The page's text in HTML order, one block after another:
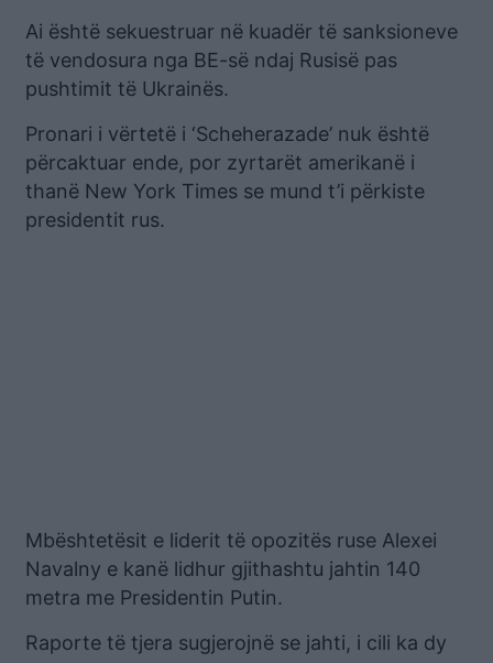
Ai është sekuestruar në kuadër të sanksioneve
të vendosura nga BE-së ndaj Rusisë pas
pushtimit të Ukrainës.
Pronari i vërtetë i ‘Scheherazade’ nuk është
përcaktuar ende, por zyrtarët amerikanë i
thanë New York Times se mund t’i përkiste
presidentit rus.
Mbështetësit e liderit të opozitës ruse Alexei
Navalny e kanë lidhur gjithashtu jahtin 140
metra me Presidentin Putin.
Raporte të tjera sugjerojnë se jahti, i cili ka dy